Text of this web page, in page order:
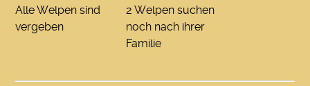
Alle Welpen sind
vergeben
2 Welpen suchen
noch nach ihrer
Familie